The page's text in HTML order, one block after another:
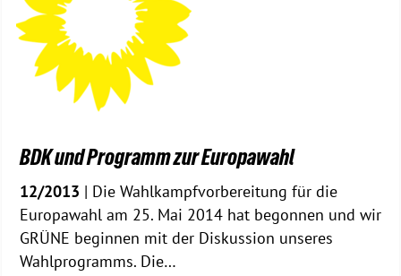
BDK und Programm zur Europawahl
12/2013 | Die Wahlkampfvorbereitung für die
Europawahl am 25. Mai 2014 hat begonnen und wir
GRÜNE beginnen mit der Diskussion unseres
Wahlprogramms. Die…